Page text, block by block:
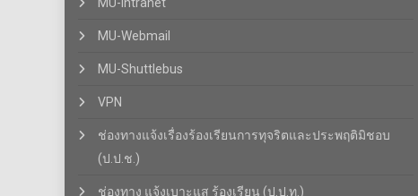
MU-Webmail
MU-Shuttlebus
VPN
ช่องทางแจ้งเรื่องร้องเรียนการทุจริตและประพฤติมิชอบ
(ป.ป.ช.)
ช่องทาง แจ้งเบาะแส ร้องเรียน (ป.ป.ท.)